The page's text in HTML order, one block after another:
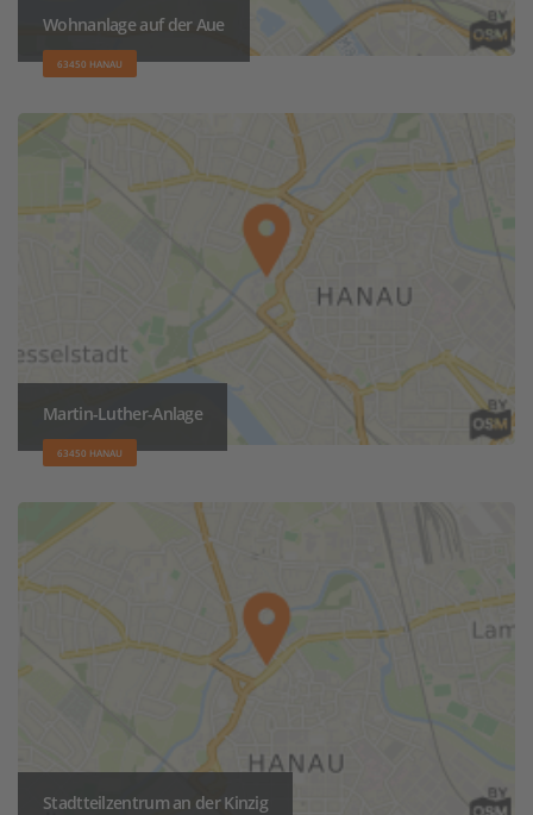
Wohnanlage auf der Aue
63450 HANAU
Martin-Luther-Anlage
63450 HANAU
Stadtteilzentrum an der Kinzig